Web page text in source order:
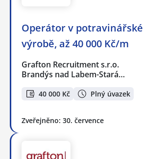
Operátor v potravinářské
výrobě, až 40 000 Kč/m
Grafton Recruitment s.r.o.
Brandýs nad Labem-Stará…
40 000 Kč Plný úvazek
Zveřejněno: 30. července